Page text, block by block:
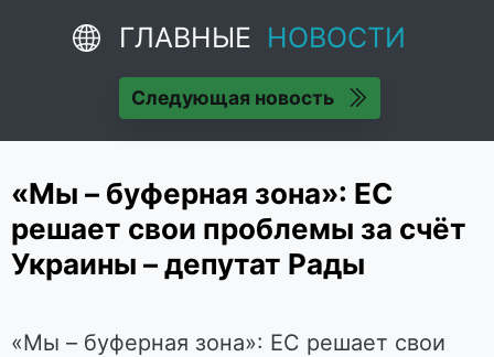
ГЛАВНЫЕ НОВОСТИ
Следующая новость
«Мы – буферная зона»: ЕС
решает свои проблемы за счёт
Украины – депутат Рады
«Мы – буферная зона»: ЕС решает свои